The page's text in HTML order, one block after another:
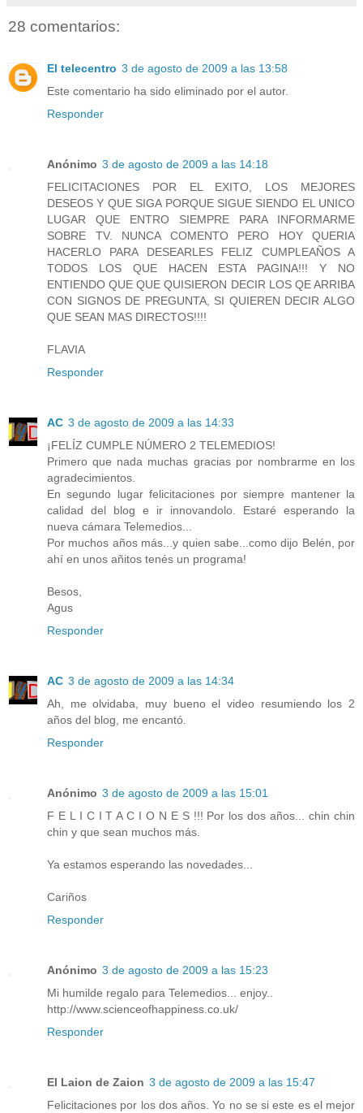
28 comentarios:
El telecentro 3 de agosto de 2009 a las 13:58
Este comentario ha sido eliminado por el autor.
Responder
Anónimo 3 de agosto de 2009 a las 14:18
FELICITACIONES POR EL EXITO, LOS MEJORES
DESEOS Y QUE SIGA PORQUE SIGUE SIENDO EL UNICO
LUGAR QUE ENTRO SIEMPRE PARA INFORMARME
SOBRE TV. NUNCA COMENTO PERO HOY QUERIA
HACERLO PARA DESEARLES FELIZ CUMPLEAÑOS A
TODOS LOS QUE HACEN ESTA PAGINA!!! Y NO
ENTIENDO QUE QUE QUISIERON DECIR LOS QE ARRIBA
CON SIGNOS DE PREGUNTA, SI QUIEREN DECIR ALGO
QUE SEAN MAS DIRECTOS!!!!
FLAVIA
Responder
AC 3 de agosto de 2009 a las 14:33
¡FELÍZ CUMPLE NÚMERO 2 TELEMEDIOS!
Primero que nada muchas gracias por nombrarme en los
agradecimientos.
En segundo lugar felicitaciones por siempre mantener la
calidad del blog e ir innovandolo. Estaré esperando la
nueva cámara Telemedios...
Por muchos años más...y quien sabe...como dijo Belén, por
ahí en unos añitos tenés un programa!
Besos,
Agus
Responder
AC 3 de agosto de 2009 a las 14:34
Ah, me olvidaba, muy bueno el video resumiendo los 2
años del blog, me encantó.
Responder
Anónimo 3 de agosto de 2009 a las 15:01
F E L I C I T A C I O N E S !!! Por los dos años... chin chin
chin y que sean muchos más.
Ya estamos esperando las novedades...
Cariños
Responder
Anónimo 3 de agosto de 2009 a las 15:23
Mi humilde regalo para Telemedios... enjoy..
http://www.scienceofhappiness.co.uk/
Responder
El Laion de Zaion 3 de agosto de 2009 a las 15:47
Felicitaciones por los dos años. Yo no se si este es el mejor